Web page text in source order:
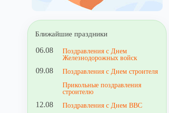
Ближайшие праздники
06.08
Поздравления с Днем
Железнодорожных войск
09.08
Поздравления с Днем строителя
Прикольные поздравления
строителю
12.08 Поздравления с Днем ВВС